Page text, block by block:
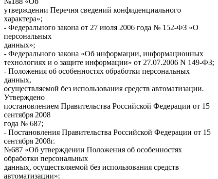
утверждении Перечня сведений конфиденциального
характера»;
- Федерального закона от 27 июля 2006 года № 152-ФЗ «О
персональных
данных»;
- Федерального закона «Об информации, информационных
технологиях и о защите информации» от 27.07.2006 N 149-ФЗ;
- Положения об особенностях обработки персональных
данных,
осуществляемой без использования средств автоматизации.
Утверждено
постановлением Правительства Российской Федерации от 15
сентября 2008
года № 687;
- Постановления Правительства Российской Федерации от 15
сентября 2008г.
№687 «Об утверждении Положения об особенностях
обработки персональных
данных, осуществляемой без использования средств
автоматизации»;